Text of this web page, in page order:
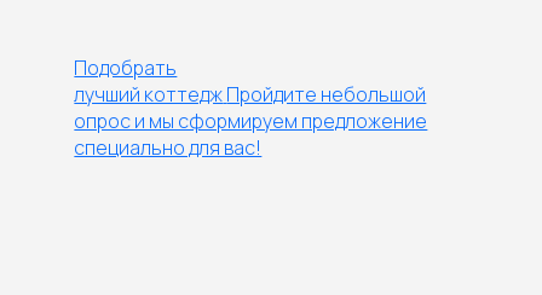
Подобрать
лучший коттеджПройдите небольшой
опрос и мы сформируем предложение
специально для вас!